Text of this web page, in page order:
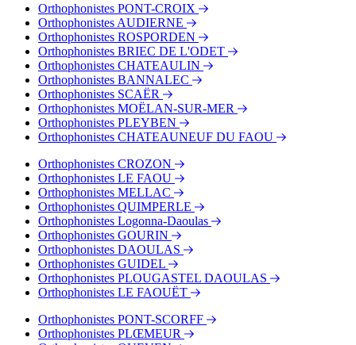
Orthophonistes PONT-CROIX
Orthophonistes AUDIERNE
Orthophonistes ROSPORDEN
Orthophonistes BRIEC DE L'ODET
Orthophonistes CHATEAULIN
Orthophonistes BANNALEC
Orthophonistes SCAËR
Orthophonistes MOËLAN-SUR-MER
Orthophonistes PLEYBEN
Orthophonistes CHATEAUNEUF DU FAOU
Orthophonistes CROZON
Orthophonistes LE FAOU
Orthophonistes MELLAC
Orthophonistes QUIMPERLE
Orthophonistes Logonna-Daoulas
Orthophonistes GOURIN
Orthophonistes DAOULAS
Orthophonistes GUIDEL
Orthophonistes PLOUGASTEL DAOULAS
Orthophonistes LE FAOUËT
Orthophonistes PONT-SCORFF
Orthophonistes PLŒMEUR